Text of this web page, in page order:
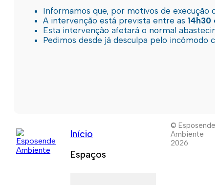
Informamos que, por motivos de execução
A intervenção está prevista entre as 14h30
Esta intervenção afetará o normal
Pedimos desde já desculpa pelo incómodo
Início
Espaços
© Esposende
Ambiente
2026